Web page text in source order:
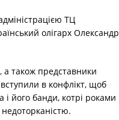
ТЦ
олігарх Олександр
а також представники
в конфлікт, щоб
і його банди, котрі роками